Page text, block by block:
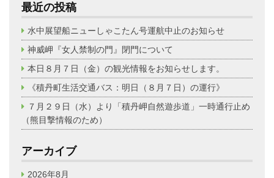
最近の投稿
水中展望船ニューしゃこたん号運航中止のお知らせ
神威岬『女人禁制の門』閉門について
本日８月７日（金）の観光情報をお知らせします。
《積丹町生活交通バス：明日（８月７日）の運行》
７月２９日（水）より「積丹岬自然遊歩道」一時通行止め
（熊目撃情報のため）
アーカイブ
2026年8月